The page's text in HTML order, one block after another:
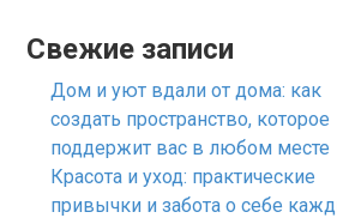
Свежие записи
Дом и уют вдали от дома: как
создать пространство, которое
поддержит вас в любом месте
Красота и уход: практические
привычки и забота о себе